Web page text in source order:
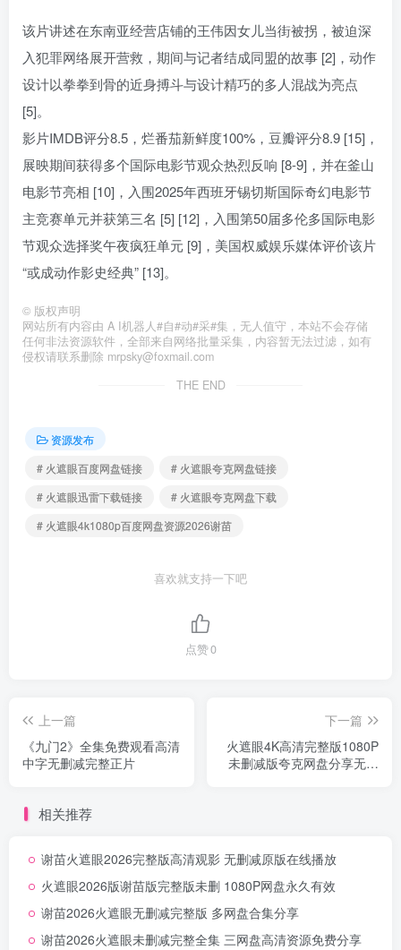
该片讲述在东南亚经营店铺的王伟因女儿当街被拐，被迫深
入犯罪网络展开营救，期间与记者结成同盟的故事 [2]，动作
设计以拳拳到骨的近身搏斗与设计精巧的多人混战为亮点
[5]。
影片IMDB评分8.5，烂番茄新鲜度100%，豆瓣评分8.9 [15]，
展映期间获得多个国际电影节观众热烈反响 [8-9]，并在釜山
电影节亮相 [10]，入围2025年西班牙锡切斯国际奇幻电影节
主竞赛单元并获第三名 [5] [12]，入围第50届多伦多国际电影
节观众选择奖午夜疯狂单元 [9]，美国权威娱乐媒体评价该片
“或成动作影史经典” [13]。
© 版权声明
网站所有内容由 A I机器人#自#动#采#集，无人值守，本站不会存储
任何非法资源软件，全部来自网络批量采集，内容暂无法过滤，如有
侵权请联系删除 mrpsky@foxmail.com
THE END
资源发布
# 火遮眼百度网盘链接
# 火遮眼夸克网盘链接
# 火遮眼迅雷下载链接
# 火遮眼夸克网盘下载
# 火遮眼4k1080p百度网盘资源2026谢苗
喜欢就支持一下吧
点赞0
上一篇
《九门2》全集免费观看高清
中字无删减完整正片
下一篇
火遮眼4K高清完整版1080P
未删减版夸克网盘分享无删
相关推荐
谢苗火遮眼2026完整版高清观影 无删减原版在线播放
火遮眼2026版谢苗版完整版未删 1080P网盘永久有效
谢苗2026火遮眼无删减完整版 多网盘合集分享
谢苗2026火遮眼未删减完整全集 三网盘高清资源免费分享